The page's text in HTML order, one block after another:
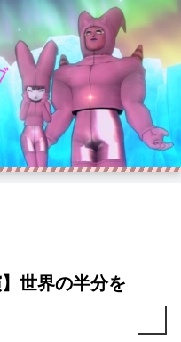
世界の半分を